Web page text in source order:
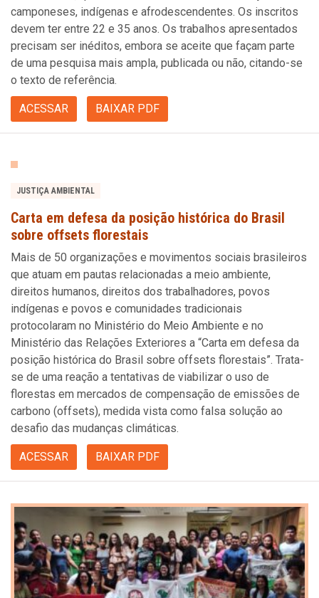
camponeses, indígenas e afrodescendentes. Os inscritos
devem ter entre 22 e 35 anos. Os trabalhos apresentados
precisam ser inéditos, embora se aceite que façam parte
de uma pesquisa mais ampla, publicada ou não, citando-se
o texto de referência.
ACESSAR BAIXAR PDF
JUSTIÇA AMBIENTAL
Carta em defesa da posição histórica do Brasil
sobre offsets florestais
Mais de 50 organizações e movimentos sociais brasileiros
que atuam em pautas relacionadas a meio ambiente,
direitos humanos, direitos dos trabalhadores, povos
indígenas e povos e comunidades tradicionais
protocolaram no Ministério do Meio Ambiente e no
Ministério das Relações Exteriores a “Carta em defesa da
posição histórica do Brasil sobre offsets florestais”. Trata-
se de uma reação a tentativas de viabilizar o uso de
florestas em mercados de compensação de emissões de
carbono (offsets), medida vista como falsa solução ao
desafio das mudanças climáticas.
ACESSAR BAIXAR PDF